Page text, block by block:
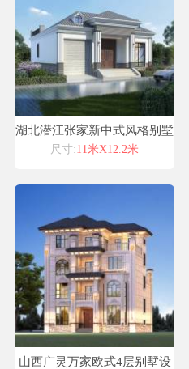
湖北潜江张家新中式风格别墅
自建房设计图纸喜天下建筑设
尺寸:11米X12.2米
山西广灵万家欧式4层别墅设